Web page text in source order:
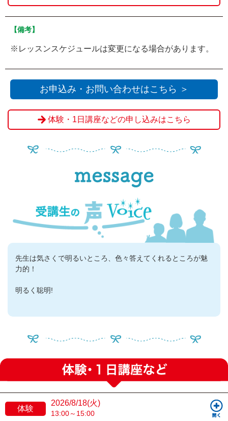
【備考】
※レッスンスケジュールは変更になる場合があります。
お申込み・お問い合わせはこちら ＞
体験・1日講座などの申し込みはこちら
先生は気さくで明るいところ、色々答えてくれるところが魅
力的！
明るく聡明!
体験
2026/8/18(火)
13:00～15:00